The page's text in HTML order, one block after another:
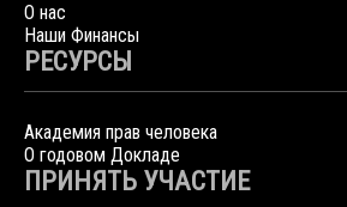
О нас
Наши Финансы
РЕСУРСЫ
Академия прав человека
О годовом Докладе
ПРИНЯТЬ УЧАСТИЕ